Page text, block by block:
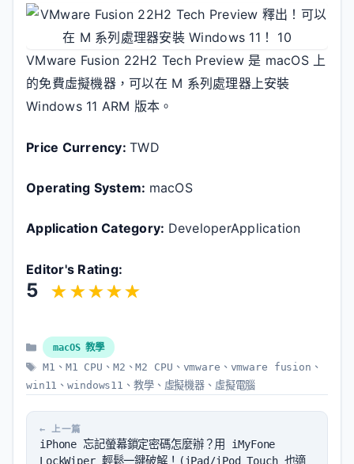
VMware Fusion 22H2 Tech Preview 是 macOS 上
的免費虛擬機器，可以在 M 系列處理器上安裝
Windows 11 ARM 版本。
Price Currency:TWD
Operating System: macOS
Application Category: DeveloperApplication
Editor's Rating:
5
分
類
macOS 教學
標
籤
M1 、 M1 CPU 、 M2 、M2 CPU 、 vmware 、 vmware fusion 、
win11 、windows11 、 教學、 虛擬機器 、 虛擬電腦
iPhone 忘記螢幕鎖定密碼怎麼辦？用 iMyFone
LockWiper 輕鬆一鍵破解！(iPad/iPod Touch 也適